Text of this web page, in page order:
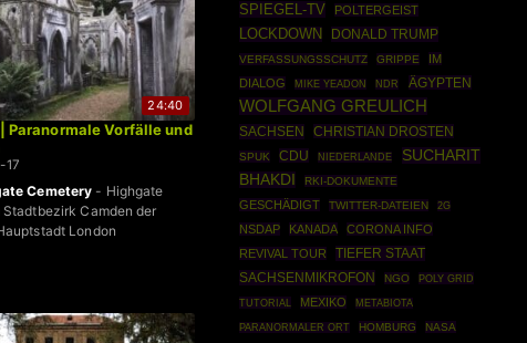
24:40
Paranormale Vorfälle und
17
Cemetery - Highgate
Stadtbezirk Camden der
London
SPIEGEL-TV
POLTERGEIST
LOCKDOWN DONALD TRUMP
VERFASSUNGSSCHUTZ GRIPPE
IM
DIALOG
MIKE YEADON NDR ÄGYPTEN
WOLFGANG GREULICH
SACHSEN CHRISTIAN DROSTEN
SPUK CDU NIEDERLANDE
SUCHARIT
BHAKDI
RKI-DOKUMENTE
GESCHÄDIGT TWITTER-DATEIEN 2G
NSDAP KANADA
CORONA INFO
REVIVAL TOUR
TIEFER STAAT
SACHSENMIKROFON
NGO
POLY GRID
TUTORIAL
MEXIKO METABIOTA
PARANORMALER ORT HOMBURG
NASA